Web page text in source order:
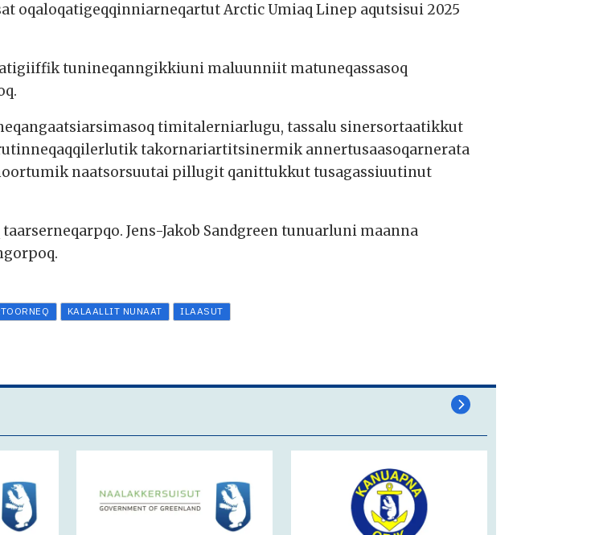
Arctic Umiaq Linep aqutsisui 2025
tunineqanngikkiuni maluunniit matuneqassasoq
timitalerniarlugu, tassalu sinersortaatikkut
takornariartitsinermik annertusaasoqarnerata
naatsorsuutai pillugit qanittukkut tusagassiuutinut
Jens-Jakob Sandgreen tunuarluni maanna
KALAALLIT NUNAAT ILAASUT